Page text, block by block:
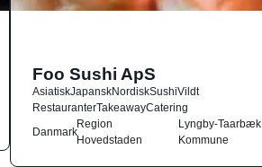
Foo Sushi ApS
AsiatiskJapanskNordiskSushiVildt
RestauranterTakeawayCatering
Danmark
Region
Hovedstaden
Lyngby-Taarbæk
Kommune